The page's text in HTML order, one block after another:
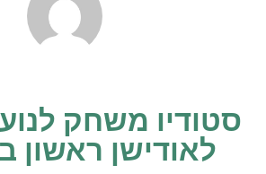
סטודיו משחק
לאודישן ראשון